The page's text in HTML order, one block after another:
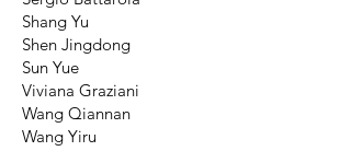
Shang Yu
Shen Jingdong
Sun Yue
Viviana Graziani
Wang Qiannan
Wang Yiru